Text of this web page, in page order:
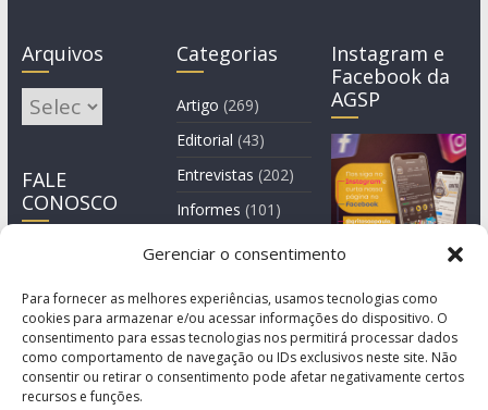
Gerenciar o consentimento
Para fornecer as melhores experiências, usamos tecnologias como
cookies para armazenar e/ou acessar informações do dispositivo. O
consentimento para essas tecnologias nos permitirá processar dados
como comportamento de navegação ou IDs exclusivos neste site. Não
consentir ou retirar o consentimento pode afetar negativamente certos
recursos e funções.
Arquivos
Arquivos
FALE
CONOSCO
Categorias
Artigo (269)
Editorial (43)
Entrevistas (202)
Informes (101)
Manchete
Instagram e
Facebook da
AGSP